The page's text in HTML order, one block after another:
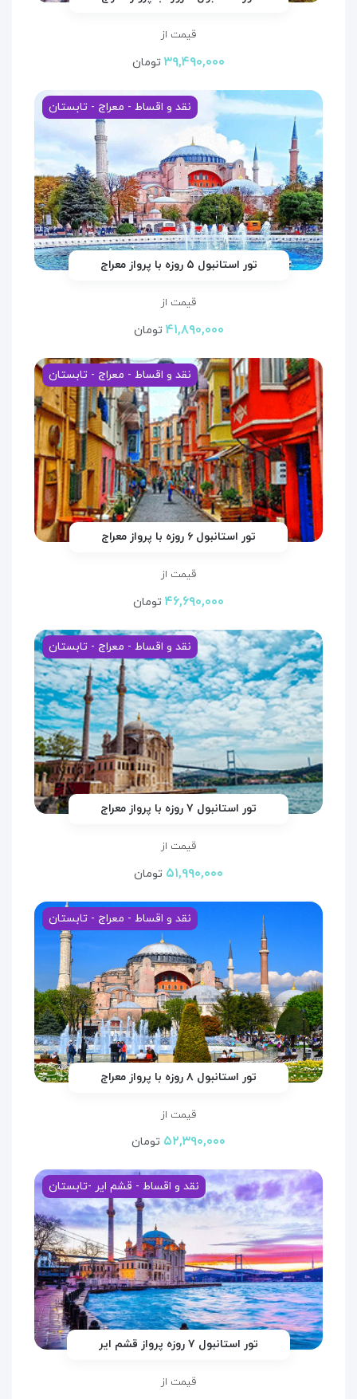
قیمت از
۳۹,۴۹۰,۰۰۰ تومان
نقد و اقساط - معراج - تابستان
تور استانبول ۵ روزه با پرواز معراج
قیمت از
۴۱,۸۹۰,۰۰۰ تومان
نقد و اقساط - معراج - تابستان
تور استانبول ۶ روزه با پرواز معراج
قیمت از
۴۶,۶۹۰,۰۰۰ تومان
نقد و اقساط - معراج - تابستان
تور استانبول ۷ روزه با پرواز معراج
قیمت از
۵۱,۹۹۰,۰۰۰ تومان
نقد و اقساط - معراج - تابستان
تور استانبول ۸ روزه با پرواز معراج
قیمت از
۵۲,۳۹۰,۰۰۰ تومان
نقد و اقساط - قشم ایر -تابستان
تور استانبول ۷ روزه پرواز قشم ایر
قیمت از